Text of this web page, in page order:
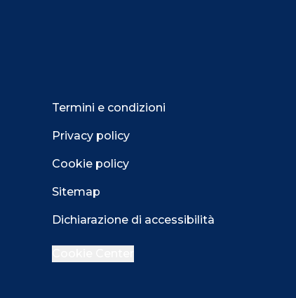
Termini e condizioni
Privacy policy
Cookie policy
Sitemap
Dichiarazione di accessibilità